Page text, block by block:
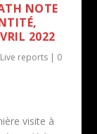
NOTE
2022
Live reports 0
visite à